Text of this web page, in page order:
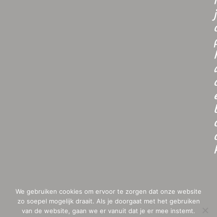
j
We gebruiken cookies om ervoor te zorgen dat onze website
zo soepel mogelijk draait. Als je doorgaat met het gebruiken
van de website, gaan we er vanuit dat je er mee instemt.